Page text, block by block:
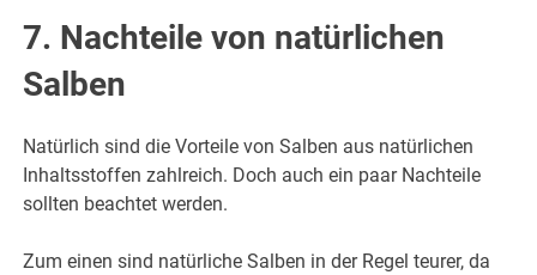
7. Nachteile von natürlichen
Salben
Natürlich sind die Vorteile von Salben aus natürlichen
Inhaltsstoffen zahlreich. Doch auch ein paar Nachteile
sollten beachtet werden.
Zum einen sind natürliche Salben in der Regel teurer, da